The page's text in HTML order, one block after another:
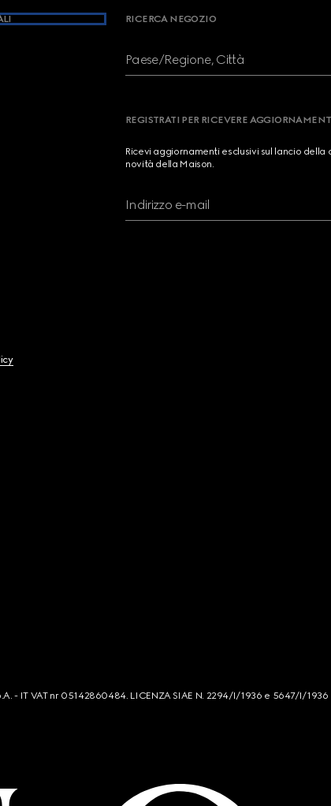
RICERCA NEGOZIO
Paese/Regione, Città
REGISTRATI PER RICEVERE
Ricevi aggiornamenti esclusivi sul lancio
novità della Maison.
Indirizzo e-mail
- IT VAT nr 05142860484. LICENZA SIAE N. 2294/I/1936 e 5647/I/1936